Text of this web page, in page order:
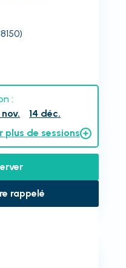
:
nov.
14 déc.
plus de sessions
rappelé